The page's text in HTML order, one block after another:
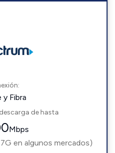
y Fibra
de hasta
Mbps
en algunos mercados)